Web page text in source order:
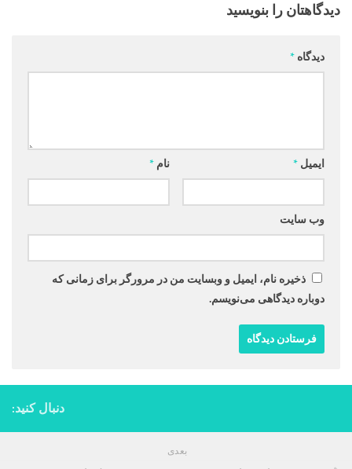
دیدگاهتان را بنویسید
دیدگاه *
نام * ایمیل *
وب‌ سایت
ذخیره نام، ایمیل و وبسایت من در مرورگر برای زمانی که
دوباره دیدگاهی می‌نویسم.
دنبال کنید:
بعدی